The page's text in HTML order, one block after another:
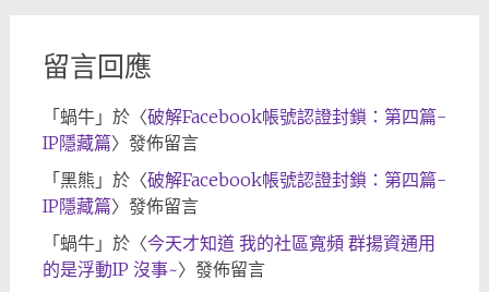
留言回應
「 蝸牛」於〈破解Facebook帳號認證封鎖：第四篇-
IP隱藏篇〉發佈留言
「 黑熊 」於〈破解Facebook帳號認證封鎖：第四篇-
IP隱藏篇〉發佈留言
「 蝸牛」於〈今天才知道 我的社區寬頻 群揚資通用
的是浮動IP 沒事~〉發佈留言